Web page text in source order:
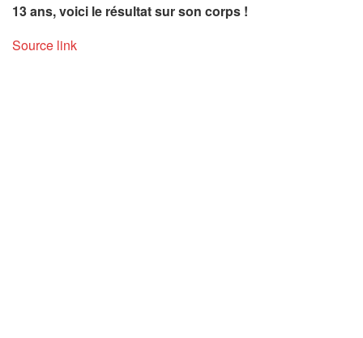
13 ans, voici le résultat sur son corps !
Source link